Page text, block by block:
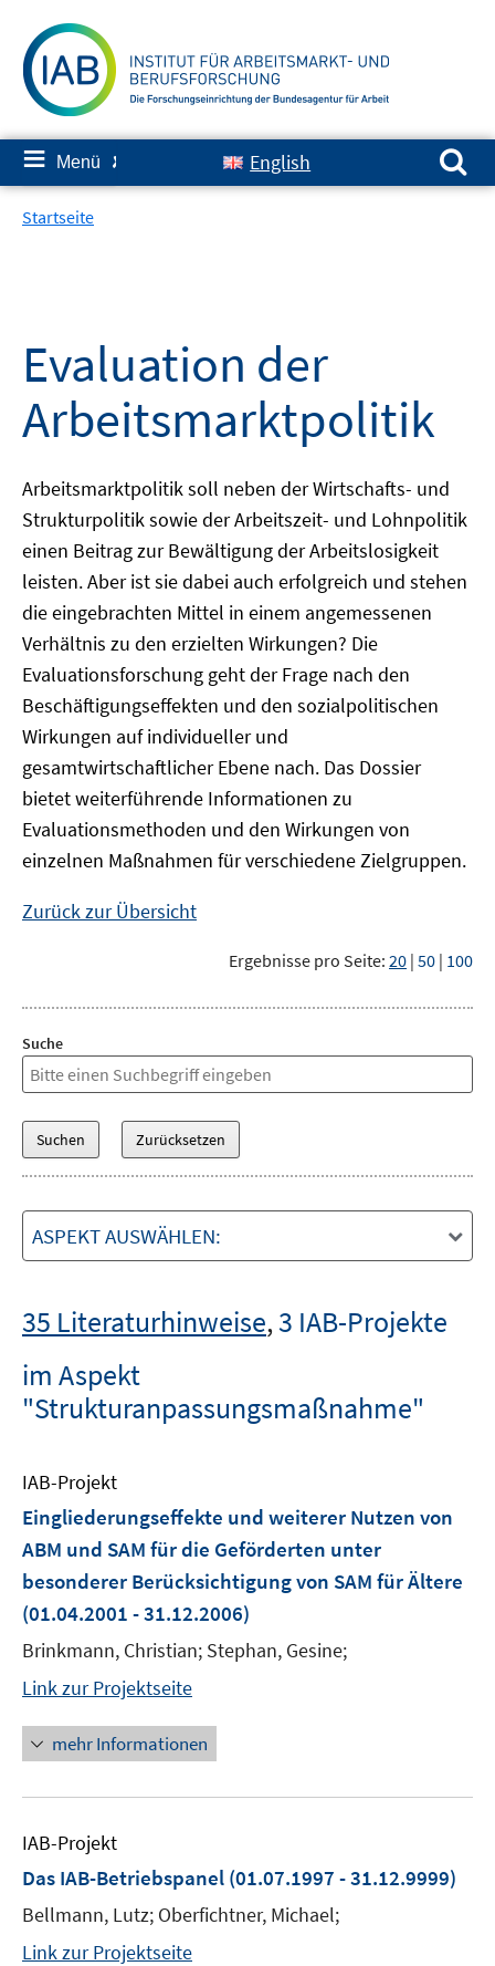
zum
Inhalt
≡ Menü ✘ English
Suchen nach:
Startseite
Evaluation der
Arbeitsmarktpolitik
Arbeitsmarktpolitik soll neben der Wirtschafts- und
Strukturpolitik sowie der Arbeitszeit- und Lohnpolitik
einen Beitrag zur Bewältigung der Arbeitslosigkeit
leisten. Aber ist sie dabei auch erfolgreich und stehen
die eingebrachten Mittel in einem angemessenen
Verhältnis zu den erzielten Wirkungen? Die
Evaluationsforschung geht der Frage nach den
Beschäftigungseffekten und den sozialpolitischen
Wirkungen auf individueller und
gesamtwirtschaftlicher Ebene nach. Das Dossier
bietet weiterführende Informationen zu
Evaluationsmethoden und den Wirkungen von
einzelnen Maßnahmen für verschiedene Zielgruppen.
Zurück zur Übersicht
Ergebnisse pro Seite: 20 | 50 | 100
Suche
ASPEKT AUSWÄHLEN:
35 Literaturhinweise,3 IAB-Projekte
im Aspekt
"Strukturanpassungsmaßnahme"
IAB-Projekt
Eingliederungseffekte und weiterer Nutzen von
ABM und SAM für die Geförderten unter
besonderer Berücksichtigung von SAM für Ältere
(01.04.2001 - 31.12.2006)
Brinkmann, Christian; Stephan, Gesine;
Link zur Projektseite
mehr Informationen
IAB-Projekt
Das IAB-Betriebspanel (01.07.1997 - 31.12.9999)
Bellmann, Lutz; Oberfichtner, Michael;
Link zur Projektseite